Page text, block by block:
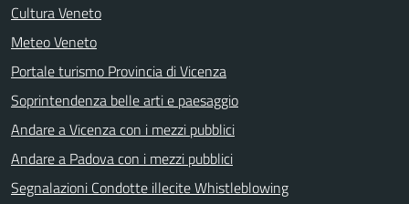
Cultura Veneto
Meteo Veneto
Portale turismo Provincia di Vicenza
Soprintendenza belle arti e paesaggio
Andare a Vicenza con i mezzi pubblici
Andare a Padova con i mezzi pubblici
Segnalazioni Condotte illecite Whistleblowing